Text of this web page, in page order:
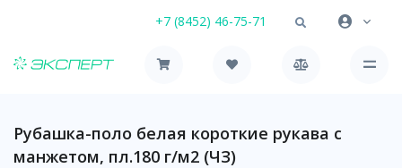
+7 (8452) 46-75-71
Рубашка-поло белая короткие рукава с
манжетом, пл.180 г/м2 (ЧЗ)